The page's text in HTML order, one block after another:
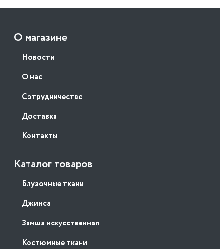
О магазине
Новости
О нас
Сотрудничество
Доставка
Контакты
Каталог товаров
Блузочные ткани
Джинса
Замша искусственная
Костюмные ткани